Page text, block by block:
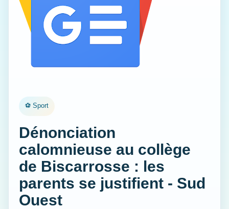
⚽ Sport
Dénonciation
calomnieuse au collège
de Biscarrosse : les
parents se justifient - Sud
Ouest